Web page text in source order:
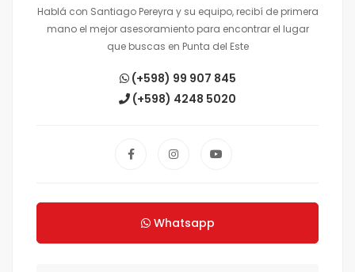
Hablá con Santiago Pereyra y su equipo, recibí de primera
mano el mejor asesoramiento para encontrar el lugar
que buscas en Punta del Este
(+598) 99 907 845
(+598) 4248 5020
Whatsapp